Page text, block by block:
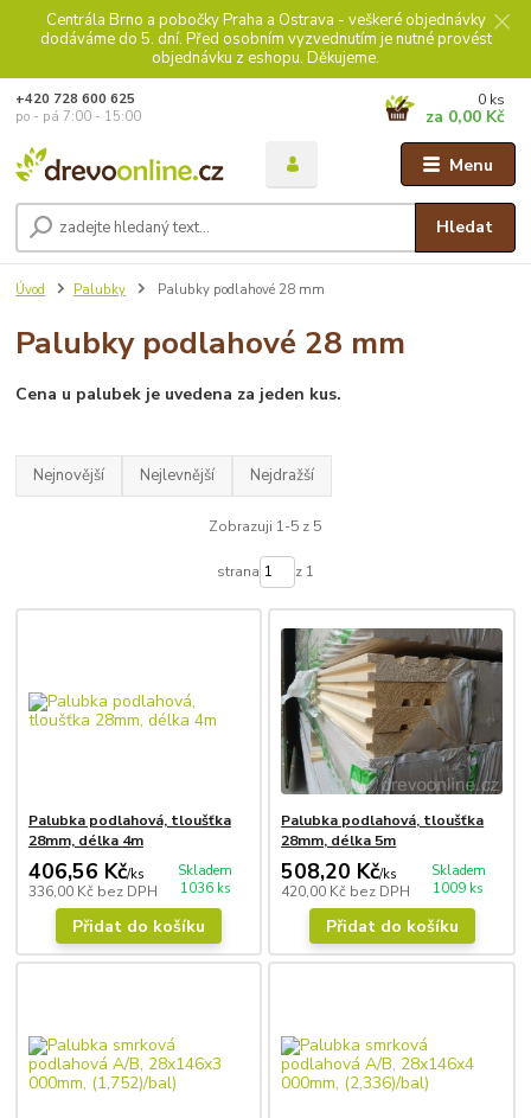
Centrála Brno a pobočky Praha a Ostrava - veškeré objednávky
dodáváme do 5. dní. Před osobním vyzvednutím je nutné provést
objednávku z eshopu. Děkujeme.
Menu
Hledat
+420 728 600 625
po - pá 7:00 - 15:00
0 ks
za 0,00 Kč
Úvod Palubky Palubky podlahové 28 mm
Palubky podlahové 28 mm
Cena u palubek je uvedena za jeden kus.
Nejnovější Nejlevnější Nejdražší
Zobrazuji 1-5 z 5
strana z 1
Palubka podlahová, tloušťka
28mm, délka 4m
406,56 Kč/ks
336,00 Kč bez DPH
Skladem
1036 ks
Přidat do košíku
Palubka podlahová, tloušťka
28mm, délka 5m
508,20 Kč/ks
420,00 Kč bez DPH
Skladem
1009 ks
Přidat do košíku